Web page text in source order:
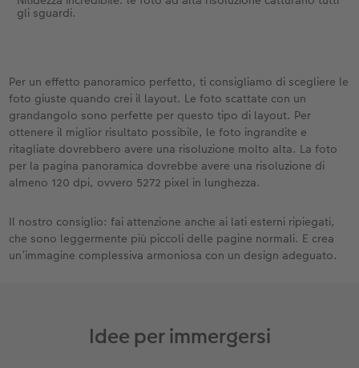
gli sguardi.
Per un effetto panoramico perfetto, ti consigliamo di scegliere le
foto giuste quando crei il layout. Le foto scattate con un
grandangolo sono perfette per questo tipo di layout. Per
ottenere il miglior risultato possibile, le foto ingrandite e
ritagliate dovrebbero avere una risoluzione molto alta. La foto
per la pagina panoramica dovrebbe avere una risoluzione di
almeno 120 dpi, ovvero 5272 pixel in lunghezza.
Il nostro consiglio: fai attenzione anche ai lati esterni ripiegati,
che sono leggermente più piccoli delle pagine normali. E crea
un’immagine complessiva armoniosa con un design adeguato.
Idee per immergersi